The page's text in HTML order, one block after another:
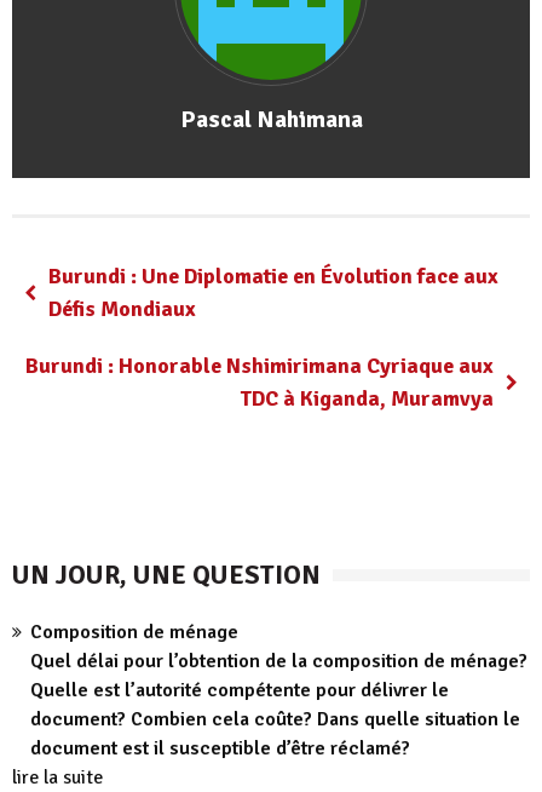
Pascal Nahimana
Burundi : Une Diplomatie en Évolution face aux
Défis Mondiaux
Burundi : Honorable Nshimirimana Cyriaque aux
TDC à Kiganda, Muramvya
UN JOUR, UNE QUESTION
Composition de ménage
Quel délai pour l’obtention de la composition de ménage?
Quelle est l’autorité compétente pour délivrer le
document? Combien cela coûte? Dans quelle situation le
document est il susceptible d’être réclamé?
lire la suite